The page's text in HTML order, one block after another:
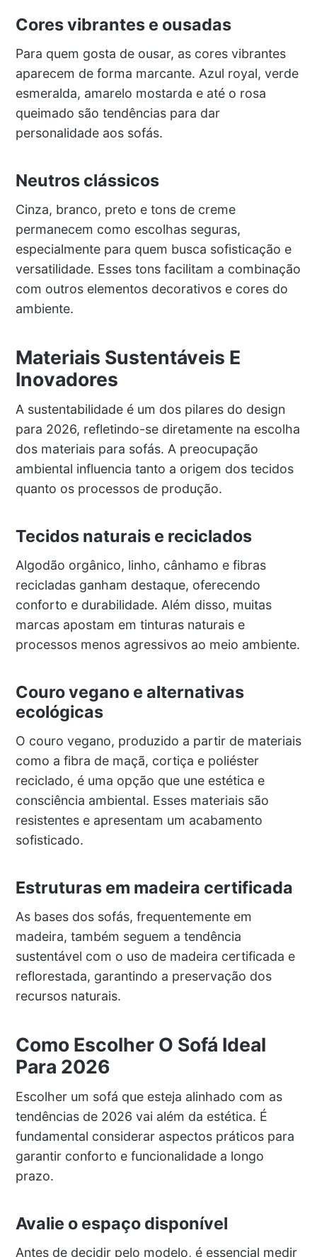
Cores vibrantes e ousadas
Para quem gosta de ousar, as cores vibrantes
aparecem de forma marcante. Azul royal, verde
esmeralda, amarelo mostarda e até o rosa
queimado são tendências para dar
personalidade aos sofás.
Neutros clássicos
Cinza, branco, preto e tons de creme
permanecem como escolhas seguras,
especialmente para quem busca sofisticação e
versatilidade. Esses tons facilitam a combinação
com outros elementos decorativos e cores do
ambiente.
Materiais Sustentáveis E
Inovadores
A sustentabilidade é um dos pilares do design
para 2026, refletindo-se diretamente na escolha
dos materiais para sofás. A preocupação
ambiental influencia tanto a origem dos tecidos
quanto os processos de produção.
Tecidos naturais e reciclados
Algodão orgânico, linho, cânhamo e fibras
recicladas ganham destaque, oferecendo
conforto e durabilidade. Além disso, muitas
marcas apostam em tinturas naturais e
processos menos agressivos ao meio ambiente.
Couro vegano e alternativas
ecológicas
O couro vegano, produzido a partir de materiais
como a fibra de maçã, cortiça e poliéster
reciclado, é uma opção que une estética e
consciência ambiental. Esses materiais são
resistentes e apresentam um acabamento
sofisticado.
Estruturas em madeira certificada
As bases dos sofás, frequentemente em
madeira, também seguem a tendência
sustentável com o uso de madeira certificada e
reflorestada, garantindo a preservação dos
recursos naturais.
Como Escolher O Sofá Ideal
Para 2026
Escolher um sofá que esteja alinhado com as
tendências de 2026 vai além da estética. É
fundamental considerar aspectos práticos para
garantir conforto e funcionalidade a longo
prazo.
Avalie o espaço disponível
Antes de decidir pelo modelo, é essencial medir